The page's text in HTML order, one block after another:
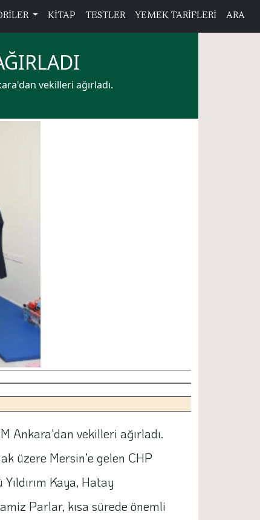
KİTAP TESTLER YEMEK TARİFLERİ ARA
vekilleri ağırladı.
Ankara'dan vekilleri ağırladı.
üzere Mersin’e gelen CHP
Kaya, Hatay
Parlar, kısa sürede önemli